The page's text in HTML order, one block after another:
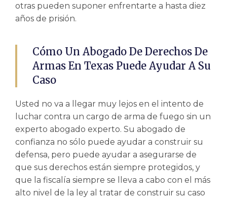
otras pueden suponer enfrentarte a hasta diez
años de prisión.
Cómo Un Abogado De Derechos De
Armas En Texas Puede Ayudar A Su
Caso
Usted no va a llegar muy lejos en el intento de
luchar contra un cargo de arma de fuego sin un
experto abogado experto. Su abogado de
confianza no sólo puede ayudar a construir su
defensa, pero puede ayudar a asegurarse de
que sus derechos están siempre protegidos, y
que la fiscalía siempre se lleva a cabo con el más
alto nivel de la ley al tratar de construir su caso